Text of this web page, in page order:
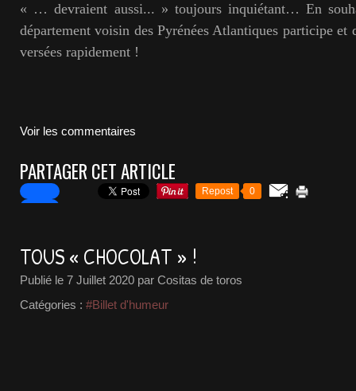
« … devraient aussi... » toujours inquiétant… En
département voisin des Pyrénées Atlantiques participe et
versées rapidement !
Voir les commentaires
PARTAGER CET ARTICLE
Repost 0
TOUS « CHOCOLAT » !
Publié le 7 Juillet 2020 par Cositas de toros
Catégories : #Billet d'humeur